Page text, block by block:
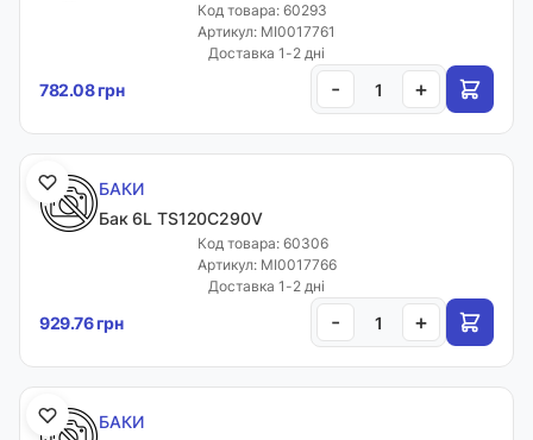
Код товара: 60293
Артикул: MI0017761
Доставка 1-2 дні
782.08 грн - +
БАКИ
Бак 6L TS120C290V
Код товара: 60306
Артикул: MI0017766
Доставка 1-2 дні
929.76 грн - +
БАКИ